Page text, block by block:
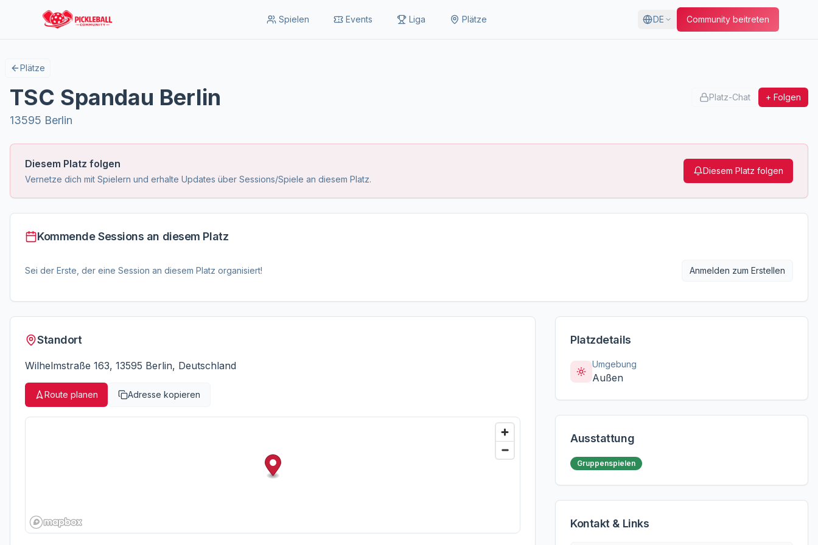
Spielen Events Liga Plätze DE Community beitreten
Plätze
TSC Spandau Berlin
13595 Berlin
Platz-Chat + Folgen
Diesem Platz folgen
Vernetze dich mit Spielern und erhalte Updates über Sessions/Spiele an diesem Platz.
Diesem Platz folgen
Kommende Sessions an diesem Platz
Sei der Erste, der eine Session an diesem Platz organisiert! Anmelden zum Erstellen
Standort
Wilhelmstraße 163, 13595 Berlin, Deutschland
Route planen Adresse kopieren
Platzdetails
Umgebung
Außen
Ausstattung
Gruppenspielen
Kontakt & Links